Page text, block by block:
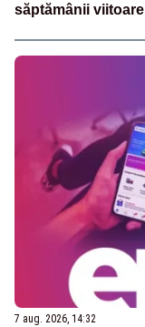
săptămânii viitoare
7 aug. 2026, 14:32